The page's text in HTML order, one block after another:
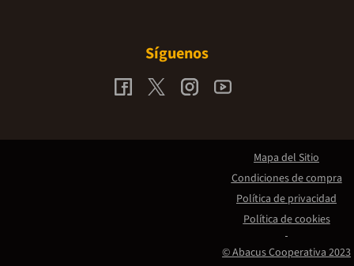
Síguenos
© Abacus Cooperativa 2023
Mapa del Sitio
Condiciones de compra
Política de privacidad
Política de cookies